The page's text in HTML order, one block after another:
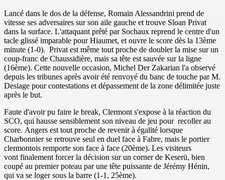
Lancé dans le dos de la défense, Romain Alessandrini prend de
vitesse ses adversaires sur son aile gauche et trouve Sloan Privat
dans la surface. L'attaquant prêté par Sochaux reprend le centre d'un
tacle glissé imparable pour Hiaumet, et ouvre le score dès la 13ème
minute (1-0). Privat est même tout proche de doubler la mise sur un
coup-franc de Chaussidière, mais sa tête est sauvée sur la ligne
(16ème). Cette nouvelle occasion, Michel Der Zakarian l'a observé
depuis les tribunes après avoir été renvoyé du banc de touche par M.
Desiage pour contestations et dépassement de la zone délimitée juste
après le but.
Faute d'avoir pu faire le break, Clermont s'expose à la réaction du
SCO, qui hausse sensiblement son niveau de jeu pour recoller au
score. Angers est tout proche de revenir à égalité lorsque
Charbonnier se retrouve seul en duel face à Fabre, mais le portier
clermontois remporte son face à face (20ème). Les visiteurs
vont finalement forcer la décision sur un corner de Keserü, bien
coupé au premier poteau par une tête puissante de Jérémy Hénin,
qui va se loger sous la barre (1-1, 25ème).